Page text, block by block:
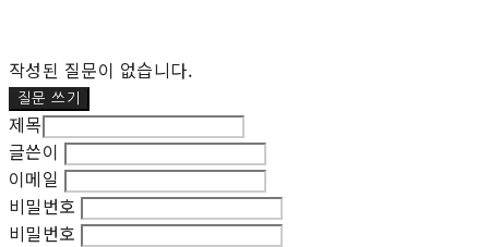
작성된 질문이 없습니다.
질문 쓰기
제목
글쓴이
이메일
비밀번호
비밀번호